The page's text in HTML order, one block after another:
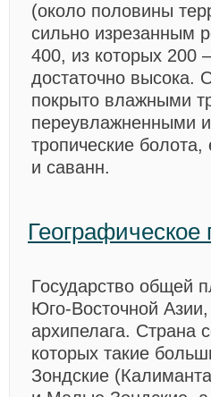
(около половины
сильно изрезанным
400, из которых 200
достаточно высока.
покрыто влажными
переувлажненными
тропические
и саванн.
Государство общей
Юго-Восточной
архипелага. Страна
которых такие
Зондские